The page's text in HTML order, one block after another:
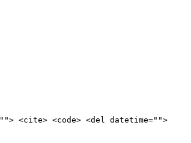
<cite> <code> <del datetime="">